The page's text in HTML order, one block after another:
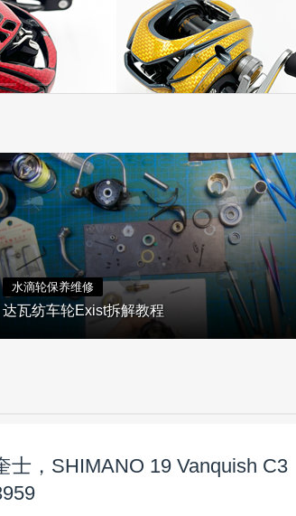
水滴轮保养维修
达瓦纺车轮Exist拆解教程
士，SHIMANO 19 Vanquish C3